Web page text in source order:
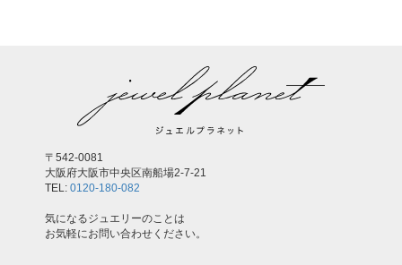
〒542-0081
大阪府大阪市中央区南船場2-7-21
TEL: 0120-180-082
気になるジュエリーのことは
お気軽にお問い合わせください。